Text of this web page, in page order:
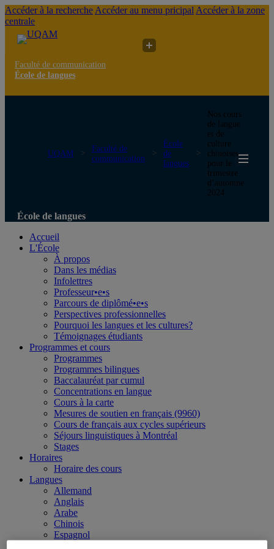
Accéder à la recherche Accéder au menu pricipal Accéder à la zone
centrale
Faculté de communication
École de langues
UQAM
Faculté de
communication
École
de
langues
Nos cours
de langue
et de
culture
chinoises
pour le
trimestre
d’automne
2024
École de langues
Accueil
L'École
À propos
Dans les médias
Infolettres
Professeur•e•s
Parcours de diplômé•e•s
Perspectives professionnelles
Pourquoi les langues et les cultures?
Témoignages étudiants
Programmes et cours
Programmes
Programmes bilingues
Baccalauréat par cumul
Concentrations en langue
Cours à la carte
Mesures de soutien en français (9960)
Cours de français aux cycles supérieurs
Séjours linguistiques à Montréal
Stages
Horaires
Horaire des cours
Langues
Allemand
Anglais
Arabe
Chinois
Espagnol